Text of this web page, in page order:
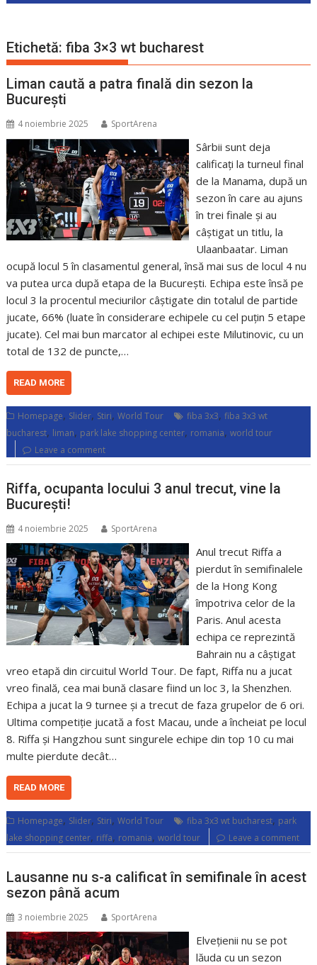
Etichetă:fiba 3×3 wt bucharest
Liman caută a patra finală din sezon la
București
4 noiembrie 2025 SportArena
Sârbii sunt deja
calificați la turneul final
de la Manama, după un
sezon în care au ajuns
în trei finale și au
câștigat un titlu, la
Ulaanbaatar. Liman
ocupă locul 5 în clasamentul general, însă mai sus de locul 4 nu
va putea urca după etapa de la București. Echipa este însă pe
locul 3 la procentul meciurilor câștigate din totalul de partide
jucate, 66% (luate în considerare echipele cu cel puțin 5 etape
jucate). Cel mai bun marcator al echipei este Milutinovic, cu un
total de 132 de puncte,…
READ MORE
Homepage, Slider, Stiri,World Tour fiba 3x3,fiba 3x3 wt
bucharest, liman, park lake shopping center, romania,world tour
Leave a comment
Riffa, ocupanta locului 3 anul trecut, vine la
București!
4 noiembrie 2025 SportArena
Anul trecut Riffa a
pierdut în semifinalele
de la Hong Kong
împotriva celor de la
Paris. Anul acesta
echipa ce reprezintă
Bahrain nu a câștigat
vreo etapă din circuitul World Tour. De fapt, Riffa nu a jucat
vreo finală, cea mai bună clasare fiind un loc 3, la Shenzhen.
Echipa a jucat la 9 turnee și a trecut de faza grupelor de 6 ori.
Ultima competiție jucată a fost Macau, unde a încheiat pe locul
8. Riffa și Hangzhou sunt singurele echipe din top 10 cu mai
multe pierdute decât…
READ MORE
Homepage, Slider, Stiri,World Tour fiba 3x3 wt bucharest, park
lake shopping center, riffa, romania,world tour Leave a comment
Lausanne nu s-a calificat în semifinale în acest
sezon până acum
3 noiembrie 2025 SportArena
Elvețienii nu se pot
lăuda cu un sezon